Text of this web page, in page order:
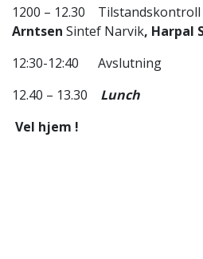
1200 – 12.30
Arntsen Sintef Narvik, Harpal
12:30-12:40 Avslutning
12.40 – 13.30 Lunch
Vel hjem !